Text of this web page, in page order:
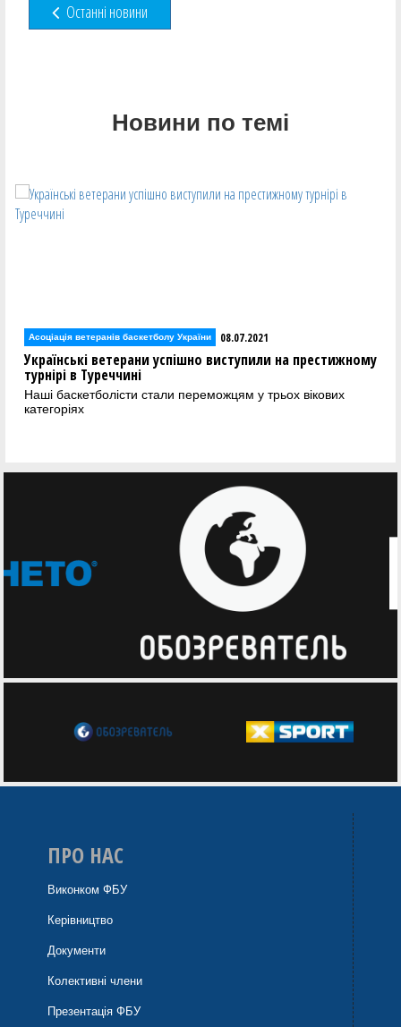
Останні новини
Новини по темі
Асоціація ветеранів баскетболу України 08.07.2021
Українські ветерани успішно виступили на престижному
турнірі в Туреччині
Наші баскетболісти стали переможцям у трьох вікових
категоріях
ПРО НАС
Виконком ФБУ
Керівництво
Документи
Колективні члени
Презентація ФБУ